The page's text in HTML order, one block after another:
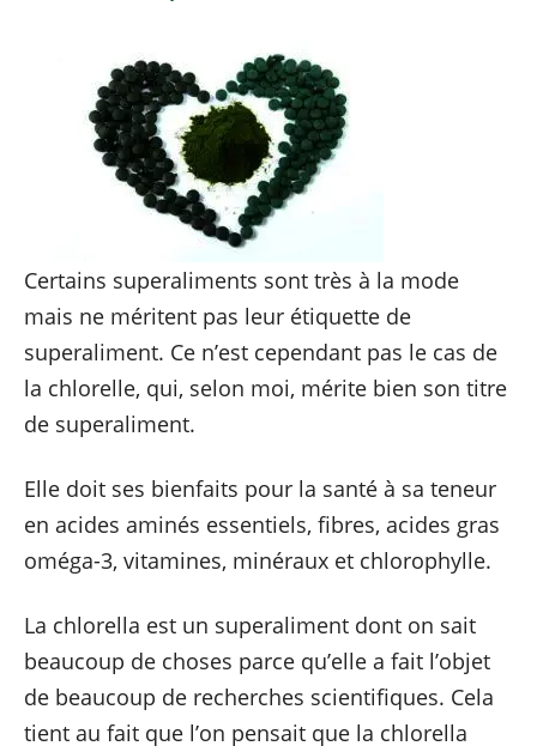
Certains superaliments sont très à la mode
mais ne méritent pas leur étiquette de
superaliment. Ce n’est cependant pas le cas de
la chlorelle, qui, selon moi, mérite bien son titre
de superaliment.
Elle doit ses bienfaits pour la santé à sa teneur
en acides aminés essentiels, fibres, acides gras
oméga-3, vitamines, minéraux et chlorophylle.
La chlorella est un superaliment dont on sait
beaucoup de choses parce qu’elle a fait l’objet
de beaucoup de recherches scientifiques. Cela
tient au fait que l’on pensait que la chlorella